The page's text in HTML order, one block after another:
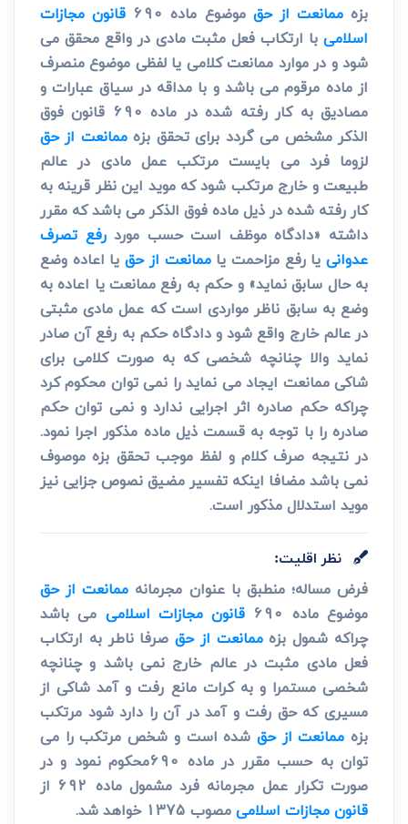
بزهممانعت از حق موضوع ماده 690
قانون مجازات
اسلامی با ارتکاب فعل مثبت مادی در واقع محقق می
شود و در موارد ممانعت کلامی یا لفظی موضوع منصرف
از ماده مرقوم می باشد و با مداقه در سیاق عبارات و
مصادیق به کار رفته شده در ماده 690 قانون فوق
الذکر مشخص می گردد برای تحقق بزهممانعت از حق
لزوما فرد می بایست مرتکب عمل مادی در عالم
طبیعت و خارج مرتکب شود که موید این نظر قرینه به
کار رفته شده در ذیل ماده فوق الذکر می باشد که مقرر
داشته «دادگاه موظف است حسب موردرفع تصرف
عدوانییا رفع مزاحمت یاممانعت از حقیا اعاده وضع
به حال سابق نماید» و حکم به رفع ممانعت یا اعاده به
وضع به سابق ناظر مواردی است که عمل مادی مثبتی
در عالم خارج واقع شود و دادگاه حکم به رفع آن صادر
نماید والا چنانچه شخصی که به صورت کلامی برای
شاکی ممانعت ایجاد می نماید را نمی توان محکوم کرد
چراکه حکم صادره اثر اجرایی ندارد و نمی توان حکم
صادره را با توجه به قسمت ذیل ماده مذکور اجرا نمود.
در نتیجه صرف کلام و لفظ موجب تحقق بزه موصوف
نمی باشد مضافا اینکه تفسیر مضیق نصوص جزایی نیز
موید استدلال مذکور است.
نظر اقلیت:
فرض مساله؛ منطبق با عنوان مجرمانه ممانعت از حق
موضوع ماده 690
قانون مجازات اسلامی می باشد
چراکه شمول بزهممانعت از حقصرفا ناطر به ارتکاب
فعل مادی مثبت در عالم خارج نمی باشد و چنانچه
شخصی مستمرا و به کرات مانع رفت و آمد شاکی از
مسیری که حق رفت و آمد در آن را دارد شود مرتکب
بزه ممانعت از حق شده است و شخص مرتکب را می
توان به حسب مقرر در ماده 690محکوم نمود و در
صورت تکرار عمل مجرمانه فرد مشمول ماده 692 از
قانون مجازات اسلامیمصوب 1375 خواهد شد.